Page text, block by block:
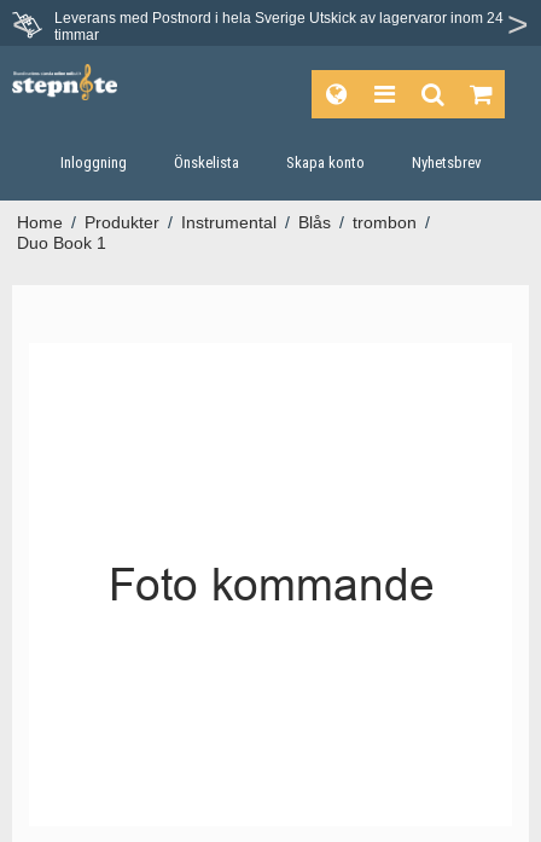
Leverans med Postnord i hela Sverige Utskick av lagervaror inom 24
timmar
Inloggning Önskelista Skapa konto Nyhetsbrev
Home / Produkter / Instrumental / Blås / trombon /
Duo Book 1